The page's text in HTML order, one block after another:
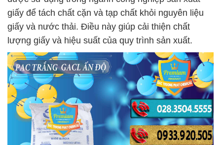
giấy để tách chất cặn và tạp chất khỏi nguyên liệu
giấy và nước thải. Điều này giúp cải thiện chất
lượng giấy và hiệu suất của quy trình sản xuất.